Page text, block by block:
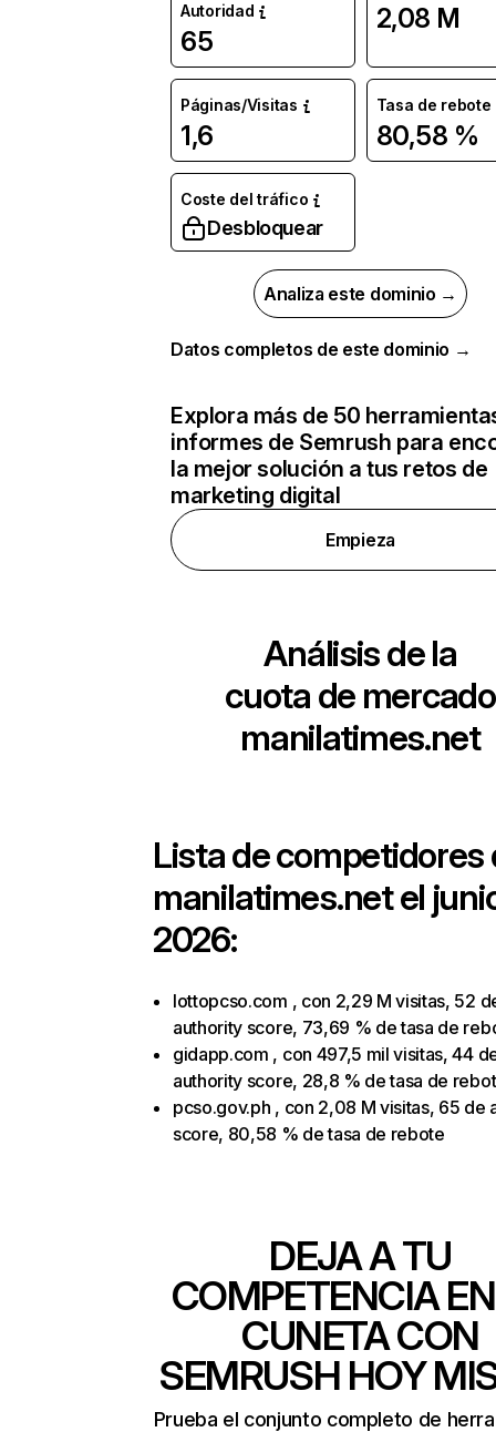
Autoridad
65
2,08 M
Páginas/Visitas
1,6
Tasa de rebote
80,58 %
Coste del tráfico
Desbloquear
Analiza este dominio →
Datos completos de este dominio →
Explora más de 50
informes de Semrush para
la mejor solución a tus retos de
marketing digital
Empieza
Análisis de la
cuota de mercado
manilatimes.net
Lista de competidores
manilatimes.netel
2026:
lottopcso.com , con 2,29 M visitas, 52
authority score, 73,69 % de tasa de
gidapp.com , con 497,5 mil visitas, 44
authority score, 28,8 % de tasa de
pcso.gov.ph , con 2,08 M visitas, 65 de
score, 80,58 % de tasa de rebote
DEJA A TU
COMPETENCIA
CUNETA CON
SEMRUSH HOY
Prueba el conjunto completo de